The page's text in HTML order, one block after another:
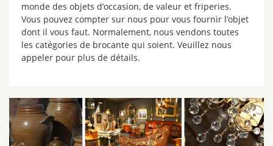
monde des objets d’occasion, de valeur et friperies.
Vous pouvez compter sur nous pour vous fournir l’objet
dont il vous faut. Normalement, nous vendons toutes
les catégories de brocante qui soient. Veuillez nous
appeler pour plus de détails.